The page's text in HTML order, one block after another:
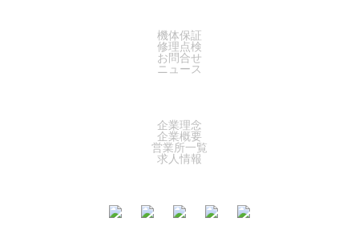
機体保証
修理点検
お問合せ
ニュース
企業理念
企業概要
営業所一覧
求人情報